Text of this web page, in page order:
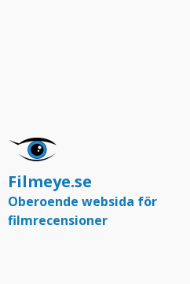
Filmeye.se
Oberoende websida för
filmrecensioner